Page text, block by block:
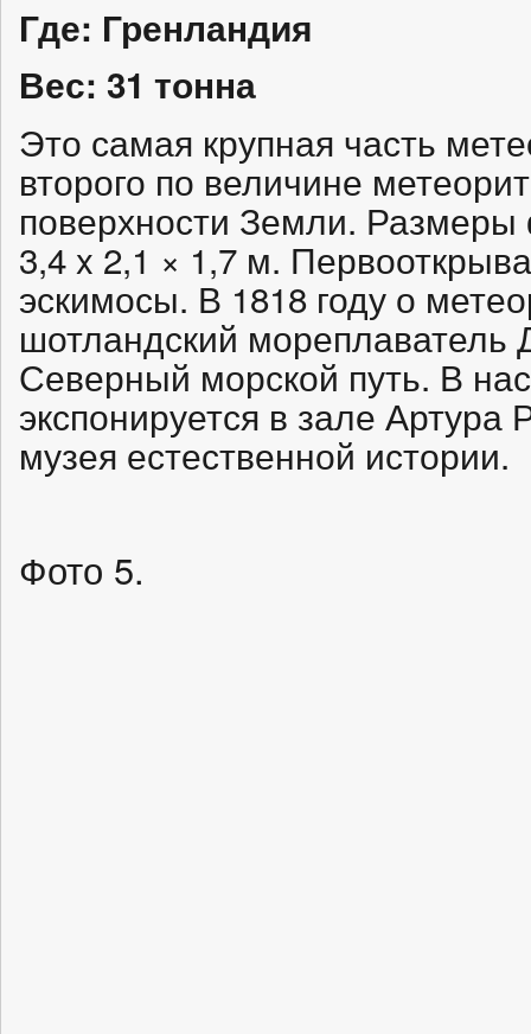
Где: Гренландия
Вес: 31 тонна
Это самая крупная часть
второго по величине
поверхности Земли.
3,4 x 2,1 × 1,7 м.
эскимосы. В 1818 году о
шотландский мореплаватель
Северный морской путь. В
экспонируется в зале Артура
музея естественной истории.
Фото 5.